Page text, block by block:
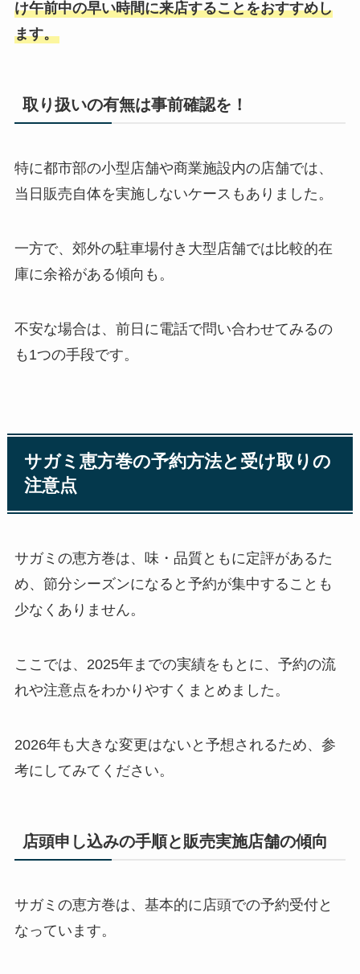
け午前中の早い時間に来店することをおすすめし
ます。
取り扱いの有無は事前確認を！
特に都市部の小型店舗や商業施設内の店舗では、
当日販売自体を実施しないケースもありました。
一方で、郊外の駐車場付き大型店舗では比較的在
庫に余裕がある傾向も。
不安な場合は、前日に電話で問い合わせてみるの
も1つの手段です。
サガミ恵方巻の予約方法と受け取りの
注意点
サガミの恵方巻は、味・品質ともに定評があるた
め、節分シーズンになると予約が集中することも
少なくありません。
ここでは、2025年までの実績をもとに、予約の流
れや注意点をわかりやすくまとめました。
2026年も大きな変更はないと予想されるため、参
考にしてみてください。
店頭申し込みの手順と販売実施店舗の傾向
サガミの恵方巻は、基本的に店頭での予約受付と
なっています。